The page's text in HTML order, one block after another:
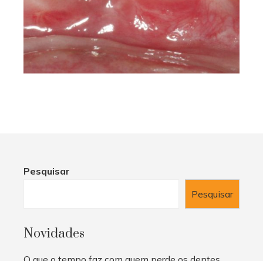
Pesquisar
Pesquisar
Novidades